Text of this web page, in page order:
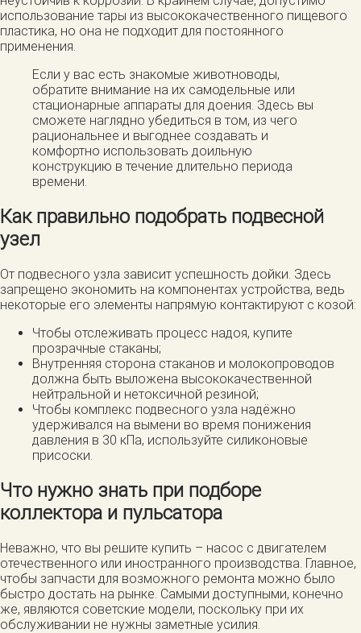
использование тары из высококачественного пищевого
пластика, но она не подходит для постоянного
применения.
Если у вас есть знакомые животноводы,
обратите внимание на их самодельные или
стационарные аппараты для доения. Здесь вы
сможете наглядно убедиться в том, из чего
рациональнее и выгоднее создавать и
комфортно использовать доильную
конструкцию в течение длительно периода
времени.
Как правильно подобрать подвесной
узел
От подвесного узла зависит успешность дойки. Здесь
запрещено экономить на компонентах устройства, ведь
некоторые его элементы напрямую контактируют с козой:
Чтобы отслеживать процесс надоя, купите
прозрачные стаканы;
Внутренняя сторона стаканов и молокопроводов
должна быть выложена высококачественной
нейтральной и нетоксичной резиной;
Чтобы комплекс подвесного узла надёжно
удерживался на вымени во время понижения
давления в 30 кПа, используйте силиконовые
присоски.
Что нужно знать при подборе
коллектора и пульсатора
Неважно, что вы решите купить – насос с двигателем
отечественного или иностранного производства. Главное,
чтобы запчасти для возможного ремонта можно было
быстро достать на рынке. Самыми доступными, конечно
же, являются советские модели, поскольку при их
обслуживании не нужны заметные усилия.